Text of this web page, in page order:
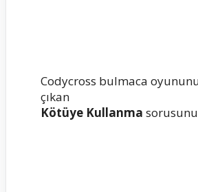
Codycross bulmaca
çıkan
Kötüye Kullanma